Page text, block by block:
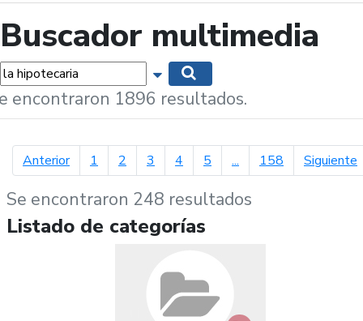
Buscador multimedia
Mostrar opciones de búsqueda
encontraron 1896 resultados.
Anteriorpágina anterior
1 2 3 4 5 ... 158 Siguiente
Se encontraron 248 resultados
Listado de categorías